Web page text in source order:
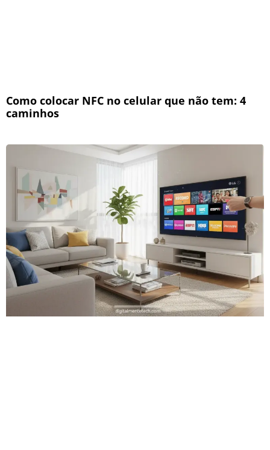
Como colocar NFC no celular que não tem: 4
caminhos